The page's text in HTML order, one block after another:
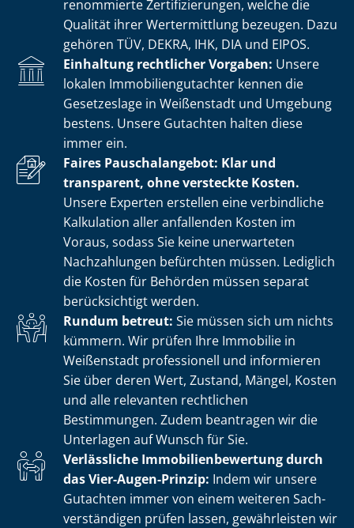
renommierte Zer­ti­fi­zie­run­gen, welche die
Qualität ihrer Wertermittlung bezeugen. Dazu
gehören TÜV, DEKRA, IHK, DIA und EIPOS.
Einhaltung rechtlicher Vorgaben: Unsere
lokalen Im­mo­bi­li­en­gut­ach­ter kennen die
Gesetzeslage in Weißenstadt und Umgebung
bestens. Unsere Gutachten halten diese
immer ein.
Faires Pauschalangebot: Klar und
transparent, ohne versteckte Kosten.
Unsere Experten erstellen eine verbindliche
Kalkulation aller anfallenden Kosten im
Voraus, sodass Sie keine unerwarteten
Nachzahlungen befürchten müssen. Lediglich
die Kosten für Behörden müssen separat
berücksichtigt werden.
Rundum betreut: Sie müssen sich um nichts
kümmern. Wir prüfen Ihre Immobilie in
Weißenstadt professionell und informieren
Sie über deren Wert, Zustand, Mängel, Kosten
und alle relevanten rechtlichen
Bestimmungen. Zudem beantragen wir die
Unterlagen auf Wunsch für Sie.
Verlässliche Im­mo­bi­li­en­be­wer­tung durch
das Vier-Augen-Prinzip: Indem wir unsere
Gutachten immer von einem weiteren Sach­
ver­stän­di­gen prüfen lassen, gewährleisten wir